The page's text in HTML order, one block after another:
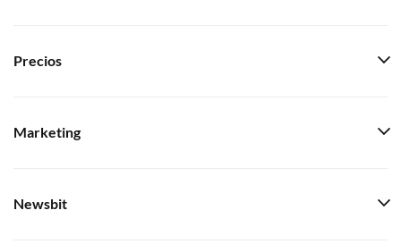
Precios
Marketing
Newsbit